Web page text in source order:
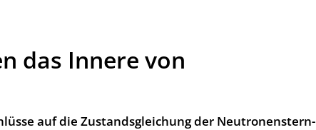
das Innere von
auf die Zustandsgleichung der Neutronenstern-